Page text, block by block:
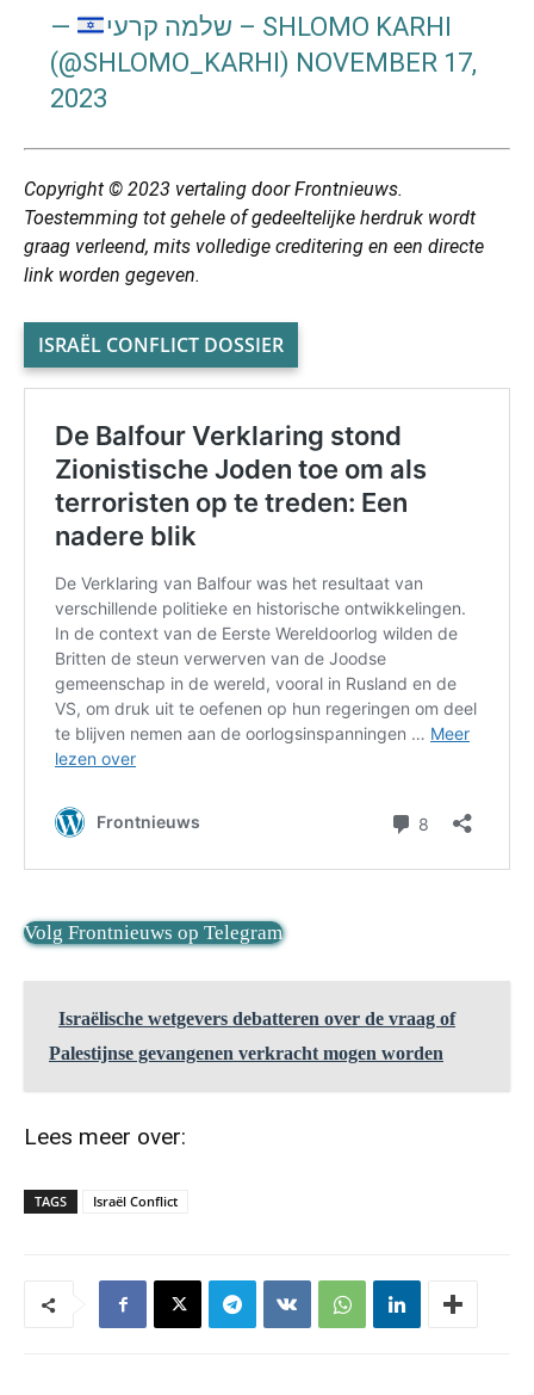
—
שלמה קרעי – SHLOMO KARHI
(@SHLOMO_KARHI) NOVEMBER 17,
2023
Copyright © 2023 vertaling door Frontnieuws.
Toestemming tot gehele of gedeeltelijke herdruk wordt
graag verleend, mits volledige creditering en een directe
link worden gegeven.
ISRAËL CONFLICT DOSSIER
Volg Frontnieuws op Telegram
Israëlische wetgevers debatteren over de vraag of
Palestijnse gevangenen verkracht mogen worden
Lees meer over:
TAGS Israël Conflict